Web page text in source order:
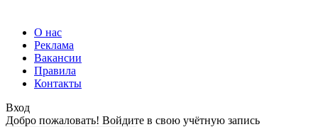
О нас
Реклама
Вакансии
Правила
Контакты
Вход
Добро пожаловать! Войдите в свою учётную запись